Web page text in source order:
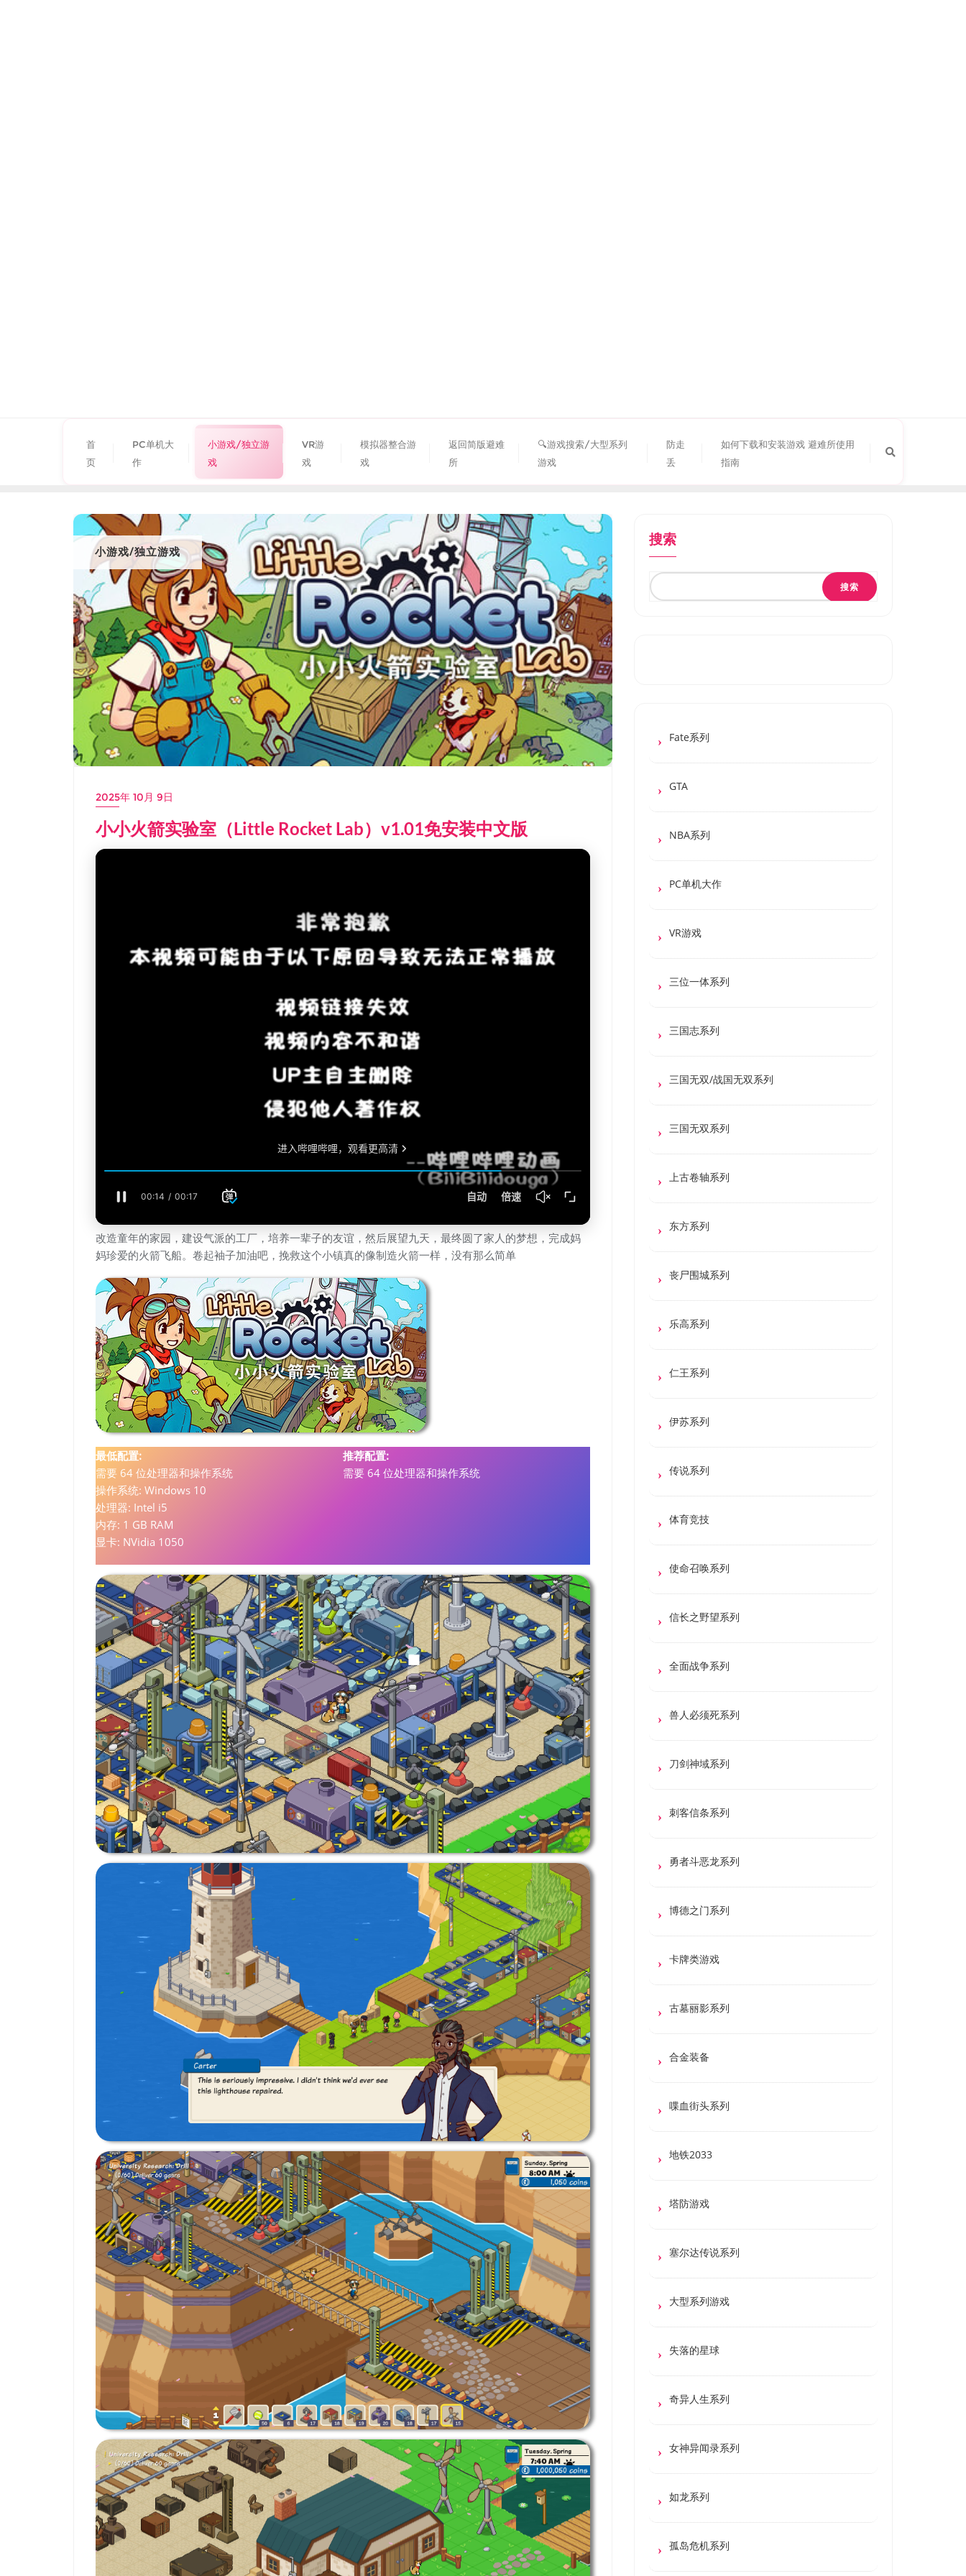
首
页
PC单机大
作
小游戏/独立游
戏
VR游
戏
模拟器整合游
戏
返回简版避难
所
🔍游戏搜索/大型系列
游戏
防走
丢
如何下载和安装游戏 避难所使用
指南
小游戏/独立游戏
2025年 10月 9日
小小火箭实验室（Little Rocket Lab）v1.01免安装中文版
改造童年的家园，建设气派的工厂，培养一辈子的友谊，然后展望九天，最终圆了家人的梦想，完成妈
妈珍爱的火箭飞船。卷起袖子加油吧，挽救这个小镇真的像制造火箭一样，没有那么简单
最低配置:
需要 64 位处理器和操作系统
操作系统: Windows 10
处理器: Intel i5
内存: 1 GB RAM
显卡: NVidia 1050
推荐配置:
需要 64 位处理器和操作系统
搜索
搜索
Fate系列
GTA
NBA系列
PC单机大作
VR游戏
三位一体系列
三国志系列
三国无双/战国无双系列
三国无双系列
上古卷轴系列
东方系列
丧尸围城系列
乐高系列
仁王系列
伊苏系列
传说系列
体育竞技
使命召唤系列
信长之野望系列
全面战争系列
兽人必须死系列
刀剑神域系列
刺客信条系列
勇者斗恶龙系列
博德之门系列
卡牌类游戏
古墓丽影系列
合金装备
喋血街头系列
地铁2033
塔防游戏
塞尔达传说系列
大型系列游戏
失落的星球
奇异人生系列
女神异闻录系列
如龙系列
孤岛危机系列